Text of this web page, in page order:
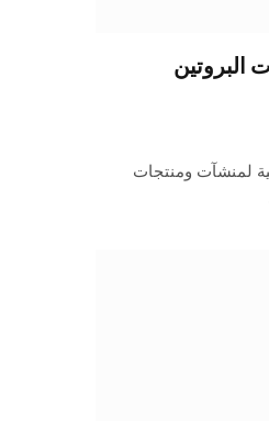
البروتين
لمنشآت ومنتجات